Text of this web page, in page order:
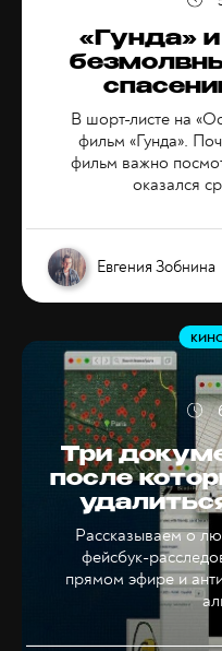
«Гунда»
В шорт-листе на
фильм «Гунда».
фильм важно
оказался
Евгения Зобнина
Три
после
Рассказываем о
фейсбук-
прямом эфире и